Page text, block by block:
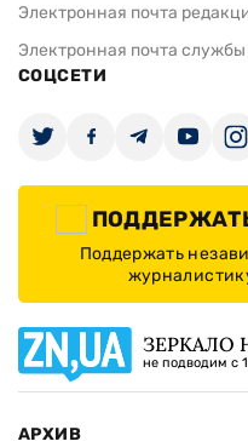
Электронная почта
Электронная почта
СОЦСЕТИ
Поддержать
ЗЕРКАЛО
не подводим с
АРХИВ